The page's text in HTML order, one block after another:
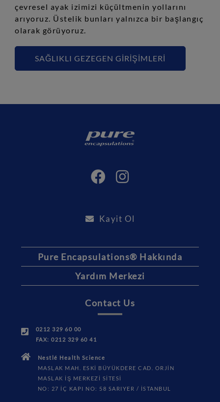
çevresel ayak izimizi küçültmenin yollarını
arıyoruz. Üstelik bunları yalnızca bir başlangıç
olarak görüyoruz.
SAĞLIKLI GEZEGEN GİRİŞİMLERİ
Kayit Ol
Pure Encapsulations® Hakkında
Yardım Merkezi
Contact Us
0212 329 60 00
FAX: 0212 329 60 41
Nestlé Health Science
MASLAK MAH. ESKİ BÜYÜKDERE CAD. ORJİN
MASLAK İŞ MERKEZİ SİTESİ
NO: 27 İÇ KAPI NO: 58 SARIYER / İSTANBUL